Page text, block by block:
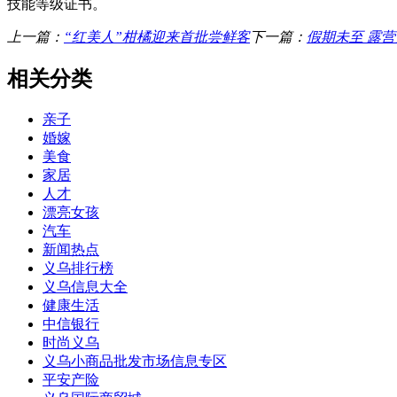
技能等级证书。
上一篇： “红美人”柑橘迎来首批尝鲜客下一篇： 假期未至 露
相关分类
亲子
婚嫁
美食
家居
人才
漂亮女孩
汽车
新闻热点
义乌排行榜
义乌信息大全
健康生活
中信银行
时尚义乌
义乌小商品批发市场信息专区
平安产险